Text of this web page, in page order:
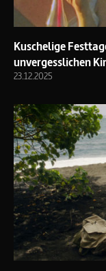
Kuschelige
unvergesslichen
23.12.2025